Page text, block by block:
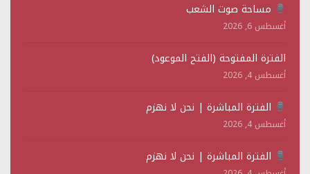
مساحة صوت الشعب
أغسطس 6, 2026
الفترة المفتوحة (الفتح الموعود)
أغسطس 4, 2026
الفترة المباشرة | نحن لا نهزم
أغسطس 4, 2026
الفترة المباشرة | نحن لا نهزم